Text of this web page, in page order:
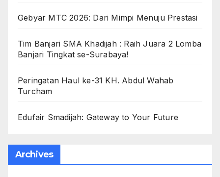
Gebyar MTC 2026: Dari Mimpi Menuju Prestasi
Tim Banjari SMA Khadijah : Raih Juara 2 Lomba
Banjari Tingkat se-Surabaya!
Peringatan Haul ke-31 KH. Abdul Wahab
Turcham
Edufair Smadijah: Gateway to Your Future
Archives